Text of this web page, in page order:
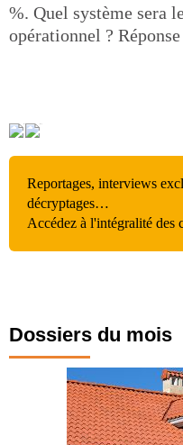
%. Quel système sera
opérationnel ?
Reportages, interviews
décryptages…
Accédez à l'intégralité des
Dossiers du mois